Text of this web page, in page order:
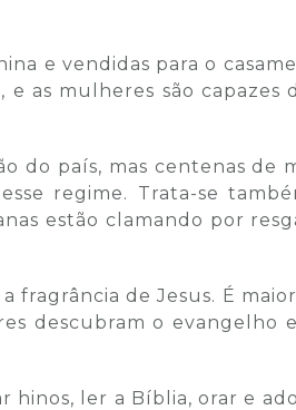
e vendidas para o
as mulheres são capazes
do país, mas centenas de
regime. Trata-se
estão clamando por
fragrância de Jesus. É
descubram o evangelho
hinos, ler a Bíblia, orar e